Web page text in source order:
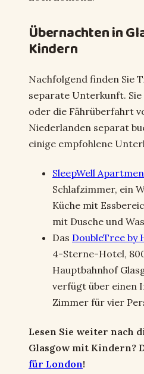
Übernachten in
Kindern
Nachfolgend finden Sie
separate Unterkunft. Sie
oder die Fährüberfahrt
Niederlanden separat
einige empfohlene
SleepWell
Schlafzimmer, ein
Küche mit
mit Dusche und
Das DoubleTree by
4-Sterne-Hotel,
Hauptbahnhof
verfügt über einen
Zimmer für vier
Lesen Sie weiter nach
Glasgow mit Kindern?
für London!